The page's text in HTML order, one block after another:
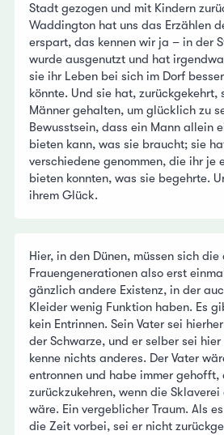
Stadt gezogen und mit Kindern
Waddington hat uns das Erzählen
erspart, das kennen wir ja – in der
wurde ausgenutzt und hat
sie ihr Leben bei sich im Dorf
könnte. Und sie hat, zurückgekehrt,
Männer gehalten, um glücklich zu
Bewusstsein, dass ein Mann allein
bieten kann, was sie braucht; sie
verschiedene genommen, die ihr je
bieten konnten, was sie begehrte.
ihrem Glück.
Hier, in den Dünen, müssen sich die
Frauengenerationen also erst
gänzlich andere Existenz, in der
Kleider wenig Funktion haben. Es
kein Entrinnen. Sein Vater sei
der Schwarze, und er selber sei
kenne nichts anderes. Der Vater
entronnen und habe immer gehofft,
zurückzukehren, wenn die
wäre. Ein vergeblicher Traum. Als
die Zeit vorbei, sei er nicht